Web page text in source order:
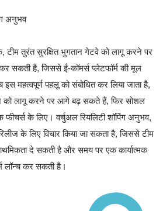
अनुभव
टीम तुरंत सुरक्षित भुगतान गेटवे को लागू करने पर
सकती है, जिससे ई-कॉमर्स प्लेटफॉर्म की मूल
इस महत्वपूर्ण पहलू को संबोधित कर लिया जाता है,
को लागू करने पर आगे बढ़ सकते हैं, फिर सोशल
फीचर्स के लिए। वर्चुअल रियलिटी शॉपिंग अनुभव,
के लिए विचार किया जा सकता है, जिससे टीम
दे सकती है और समय पर एक कार्यात्मक
लॉन्च कर सकती है।